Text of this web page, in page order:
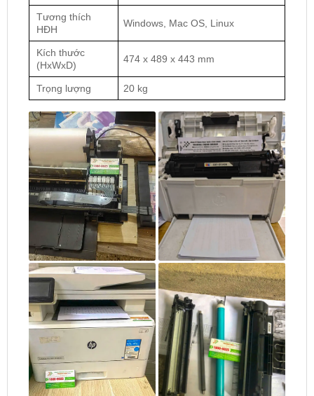
Tương thích
HĐH
Windows, Mac OS, Linux
Kích thước
(HxWxD)
474 x 489 x 443 mm
Trọng lượng 20 kg